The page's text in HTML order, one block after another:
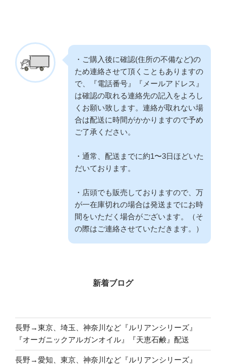
・ご購入後に確認(住所の不備など)の
ため連絡させて頂くこともありますの
で、『電話番号』『メールアドレス』
は確認の取れる連絡先の記入をよろし
くお願い致します。連絡が取れない場
合は配送に時間がかかりますので予め
ご了承ください。
・通常、配送までに約1〜3日ほどいた
だいております。
・店頭でも販売しておりますので、万
が一在庫切れの場合は発送までにお時
間をいただく場合がございます。（そ
の際はご連絡させていただきます。）
新着ブログ
長野→東京、埼玉、神奈川など『ルリアンシリーズ』
『オーガニックアルガンオイル』『天恵石鹸』配送
長野→愛知、東京、神奈川など『ルリアンシリーズ』